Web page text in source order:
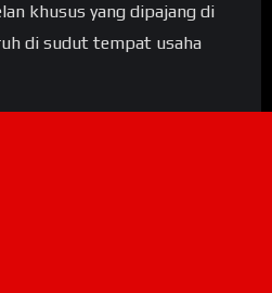
khusus yang dipajang di
di sudut tempat usaha